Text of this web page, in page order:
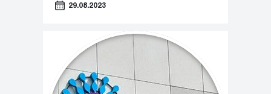
29.08.2023